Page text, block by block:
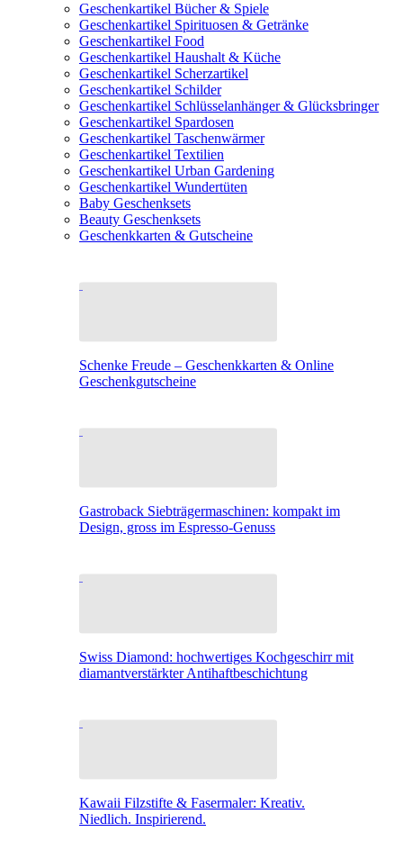
Geschenkartikel Bücher & Spiele
Geschenkartikel Spirituosen & Getränke
Geschenkartikel Food
Geschenkartikel Haushalt & Küche
Geschenkartikel Scherzartikel
Geschenkartikel Schilder
Geschenkartikel Schlüsselanhänger & Glücksbringer
Geschenkartikel Spardosen
Geschenkartikel Taschenwärmer
Geschenkartikel Textilien
Geschenkartikel Urban Gardening
Geschenkartikel Wundertüten
Baby Geschenksets
Beauty Geschenksets
Geschenkkarten & Gutscheine
Schenke Freude – Geschenkkarten & Online
Geschenkgutscheine
Gastroback Siebträgermaschinen: kompakt im
Design, gross im Espresso-Genuss
Swiss Diamond: hochwertiges Kochgeschirr mit
diamantverstärkter Antihaftbeschichtung
Kawaii Filzstifte & Fasermaler: Kreativ.
Niedlich. Inspirierend.